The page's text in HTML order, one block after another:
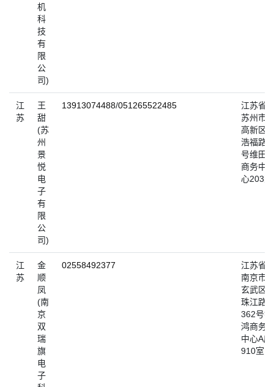
机
科
技
有
限
公
司)
江
苏
王
甜
(苏
州
景
悦
电
子
有
限
公
司)
13913074488/051265522485
江苏省
苏州市
高新区
浩福路1
号维田
商务中
心203室
江
苏
金
顺
凤
(南
京
双
瑞
旗
电
子
02558492377
江苏省
南京市
玄武区
珠江路
362号银
鸿商务
中心A座
910室